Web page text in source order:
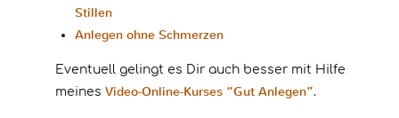
Stillen
Anlegen ohne Schmerzen
Eventuell gelingt es Dir auch besser mit Hilfe
meines Video-Online-Kurses “Gut Anlegen”.